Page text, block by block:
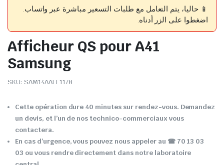
📱 حاليا، يتم التعامل مع طلبات التسعير مباشرة عبر واتساب.
اضغطوا على الزر أدناه.
Afficheur QS pour A41
Samsung
SKU: SAM14AAFF1178
Cette opération dure 40 minutes sur rendez-vous. Demandez
un devis, et l’un de nos technico-commerciaux vous
contactera.
En cas d’urgence, vous pouvez nous appeler au ☎ 70 13 03
03 ou vous rendre directement dans notre laboratoire